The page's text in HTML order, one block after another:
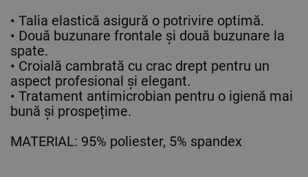
• Talia elastică asigură o potrivire optimă.
• Două buzunare frontale și două buzunare la
spate.
• Croială cambrată cu crac drept pentru un
aspect profesional și elegant.
• Tratament antimicrobian pentru o igienă mai
bună și prospețime.
MATERIAL: 95% poliester, 5% spandex